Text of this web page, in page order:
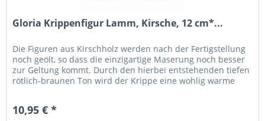
Gloria Krippenfigur Lamm, Kirsche, 12 cm*...
Die Figuren aus Kirschholz werden nach der Fertigstellung
noch geölt, so dass die einzigartige Maserung noch besser
zur Geltung kommt. Durch den hierbei entstehenden tiefen
rötlich-braunen Ton wird der Krippe eine wohlig warme
10,95 € *